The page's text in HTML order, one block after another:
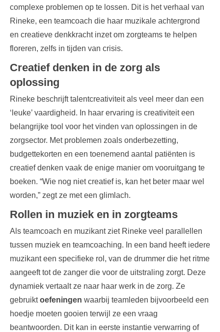
complexe problemen op te lossen. Dit is het verhaal van
Rineke, een teamcoach die haar muzikale achtergrond
en creatieve denkkracht inzet om zorgteams te helpen
floreren, zelfs in tijden van crisis.
Creatief denken in de zorg als
oplossing
Rineke beschrijft talentcreativiteit als veel meer dan een
‘leuke’ vaardigheid. In haar ervaring is creativiteit een
belangrijke tool voor het vinden van oplossingen in de
zorgsector. Met problemen zoals onderbezetting,
budgettekorten en een toenemend aantal patiënten is
creatief denken vaak de enige manier om vooruitgang te
boeken. “Wie nog niet creatief is, kan het beter maar wel
worden,” zegt ze met een glimlach.
Rollen in muziek en in zorgteams
Als teamcoach en muzikant ziet Rineke veel parallellen
tussen muziek en teamcoaching. In een band heeft iedere
muzikant een specifieke rol, van de drummer die het ritme
aangeeft tot de zanger die voor de uitstraling zorgt. Deze
dynamiek vertaalt ze naar haar werk in de zorg. Ze
gebruiktoefeningen waarbij teamleden bijvoorbeeld een
hoedje moeten gooien terwijl ze een vraag
beantwoorden. Dit kan in eerste instantie verwarring of